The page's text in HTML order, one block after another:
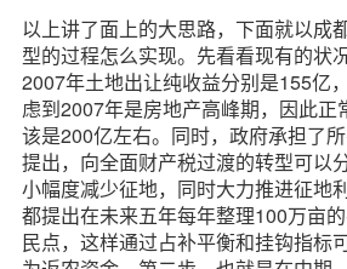
以上讲了面上的大思路，下面就以成
型的过程怎么实现。先看看现有的
2007年土地出让纯收益分别是155亿
虑到2007年是房地产高峰期，因此正
该是200亿左右。同时，政府承担了
提出，向全面财产税过渡的转型可以
小幅度减少征地，同时大力推进征地
都提出在未来五年每年整理100万亩
民点，这样通过占补平衡和挂钩指标